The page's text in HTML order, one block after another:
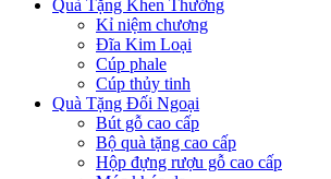
Quà Tặng Khen Thưởng
Kỉ niệm chương
Đĩa Kim Loại
Cúp phale
Cúp thủy tinh
Quà Tặng Đối Ngoại
Bút gỗ cao cấp
Bộ quà tặng cao cấp
Hộp đựng rượu gỗ cao cấp